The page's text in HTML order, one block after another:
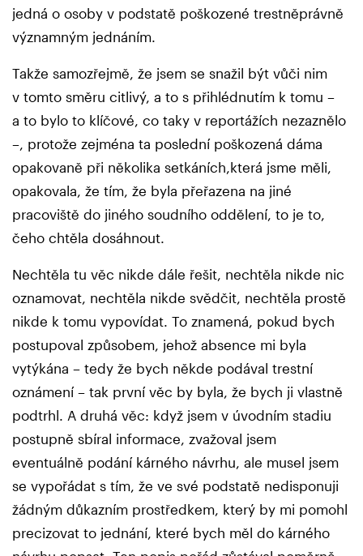
jedná o osoby v podstatě poškozené trestněprávně
významným jednáním.
Takže samozřejmě, že jsem se snažil být vůči nim
v tomto směru citlivý, a to s přihlédnutím k tomu –
a to bylo to klíčové, co taky v reportážích nezaznělo
–, protože zejména ta poslední poškozená dáma
opakovaně při několika setkáních,která jsme měli,
opakovala, že tím, že byla přeřazena na jiné
pracoviště do jiného soudního oddělení, to je to,
čeho chtěla dosáhnout.
Nechtěla tu věc nikde dále řešit, nechtěla nikde nic
oznamovat, nechtěla nikde svědčit, nechtěla prostě
nikde k tomu vypovídat. To znamená, pokud bych
postupoval způsobem, jehož absence mi byla
vytýkána – tedy že bych někde podával trestní
oznámení – tak první věc by byla, že bych ji vlastně
podtrhl. A druhá věc: když jsem v úvodním stadiu
postupně sbíral informace, zvažoval jsem
eventuálně podání kárného návrhu, ale musel jsem
se vypořádat s tím, že ve své podstatě nedisponuji
žádným důkazním prostředkem, který by mi pomohl
precizovat to jednání, které bych měl do kárného